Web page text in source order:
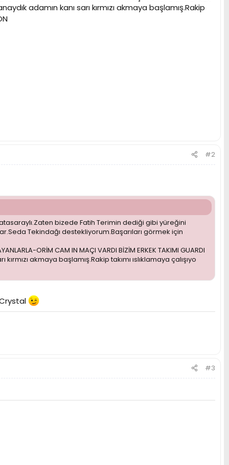
adamın kanı sarı kırmızı akmaya başlamış.Rakip
#2
bizede Fatih Terimin dediği gibi yüreğini
Tekindağı destekliyorum.Başarıları görmek için
ORİM CAM IN MAÇI VARDI BİZİM ERKEK TAKIMI GUARDI
akmaya başlamış.Rakip takımı ıslıklamaya çalışıyo
#3